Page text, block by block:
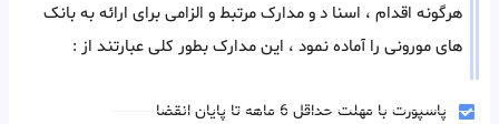
هرگونه اقدام ، اسنا د و مدارک مرتبط و الزامی برای ارائه به بانک
های مورونی را آماده نمود ، این مدارک بطور کلی عبارتند از :
پاسپورت با مهلت حداقل 6 ماهه تا پایان انقضا